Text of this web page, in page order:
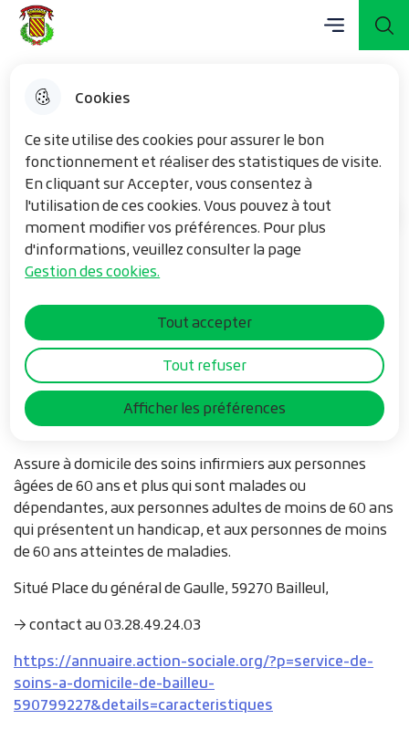
Cookies
Ce site utilise des cookies pour assurer le bon
fonctionnement et réaliser des statistiques de visite.
En cliquant sur Accepter, vous consentez à
l'utilisation de ces cookies. Vous pouvez à tout
moment modifier vos préférences. Pour plus
d'informations, veuillez consulter la page
Gestion des cookies.
Afficher les préférences
Tout accepter
Tout refuser
Aller
au
Consulter
le plan du
Menu
Les aides sociales
Accueil Mes démarches
SSIAD, Service de Soins Infirmiers à
Domicile
Assure à domicile des soins infirmiers aux personnes
âgées de 60 ans et plus qui sont malades ou
dépendantes, aux personnes adultes de moins de 60 ans
qui présentent un handicap, et aux personnes de moins
de 60 ans atteintes de maladies.
Situé Place du général de Gaulle, 59270 Bailleul,
→ contact au 03.28.49.24.03
https://annuaire.action-sociale.org/?p=service-de-
soins-a-domicile-de-bailleu-
590799227&details=caracteristiques